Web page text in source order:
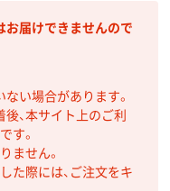
お届けできませんので
い場合があります。
、本サイト上のご利
す。
ません。
た際には、ご注文をキ